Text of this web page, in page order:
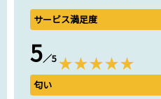
サービス満足度
5／5
匂い